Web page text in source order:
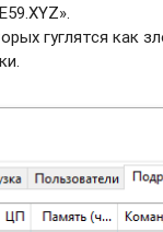
гуглятся как